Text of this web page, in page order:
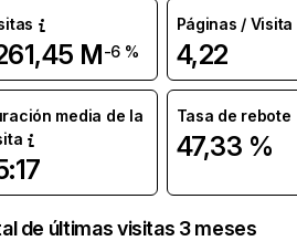
M-6 %
Páginas / Visita
4,22
media de la
Tasa de rebote
47,33 %
de últimas visitas 3 meses